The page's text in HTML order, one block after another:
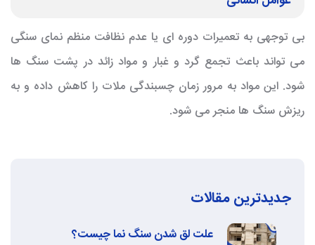
بی توجهی به تعمیرات دوره ای یا عدم نظافت منظم نمای سنگی
می تواند باعث تجمع گرد و غبار و مواد زائد در پشت سنگ ها
شود. این مواد به مرور زمان چسبندگی ملات را کاهش داده و به
ریزش سنگ ها منجر می شود.
جدیدترین مقالات
علت لق شدن سنگ نما چیست؟